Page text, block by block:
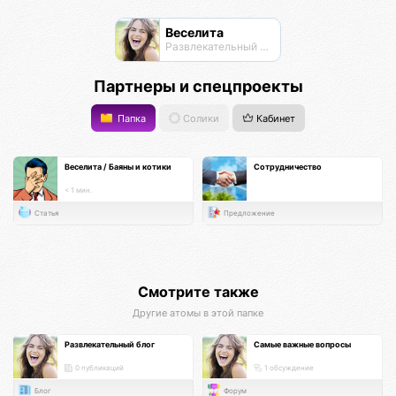
Веселита
Развлекательный нексус
Партнеры и спецпроекты
Папка Солики Кабинет
Веселита / Баяны и котики
< 1 мин.
Статья
Сотрудничество
Предложение
Смотрите также
Другие атомы в этой папке
Развлекательный блог
0 публикаций
Блог
Самые важные вопросы
1 обсуждение
Форум